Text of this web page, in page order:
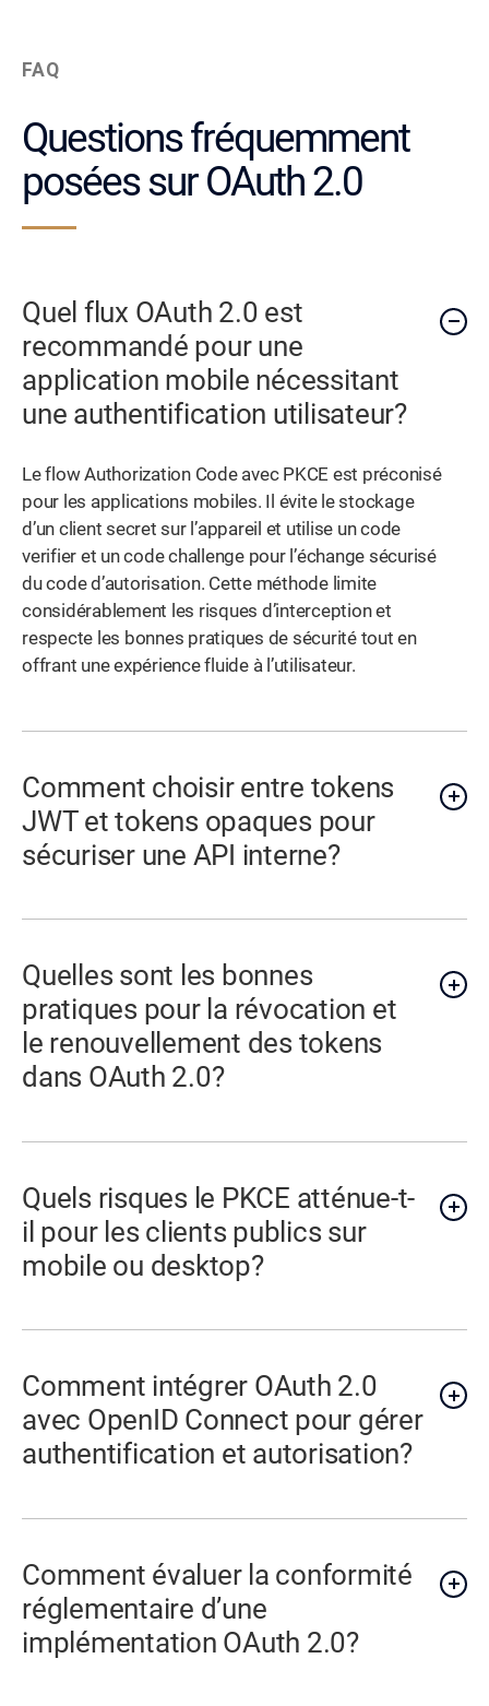
FAQ
Questions fréquemment
posées sur OAuth 2.0
Quel flux OAuth 2.0 est
recommandé pour une
application mobile nécessitant
une authentification utilisateur?
Le flow Authorization Code avec PKCE est préconisé
pour les applications mobiles. Il évite le stockage
d’un client secret sur l’appareil et utilise un code
verifier et un code challenge pour l’échange sécurisé
du code d’autorisation. Cette méthode limite
considérablement les risques d’interception et
respecte les bonnes pratiques de sécurité tout en
offrant une expérience fluide à l’utilisateur.
Comment choisir entre tokens
JWT et tokens opaques pour
sécuriser une API interne?
Quelles sont les bonnes
pratiques pour la révocation et
le renouvellement des tokens
dans OAuth 2.0?
Quels risques le PKCE atténue-t-
il pour les clients publics sur
mobile ou desktop?
Comment intégrer OAuth 2.0
avec OpenID Connect pour gérer
authentification et autorisation?
Comment évaluer la conformité
réglementaire d’une
implémentation OAuth 2.0?